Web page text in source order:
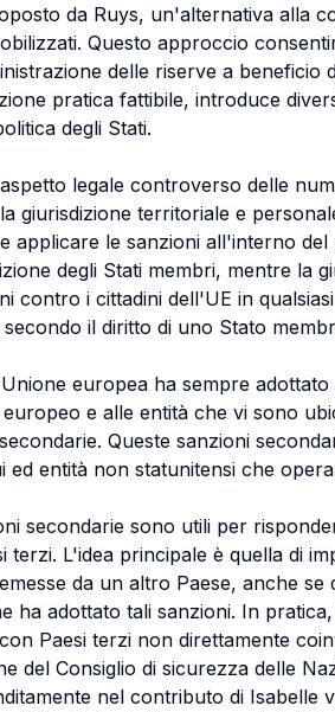
da Ruys, un'alternativa alla
Questo approccio
delle riserve a
pratica fattibile, introduce
degli Stati.
legale controverso delle
giurisdizione territoriale e
applicare le sanzioni all'interno
degli Stati membri, mentre la
contro i cittadini dell'UE in
il diritto di uno Stato
europea ha sempre
e alle entità che vi sono
Queste sanzioni
ed entità non statunitensi che
secondarie sono utili per
terzi. L'idea principale è quella di
da un altro Paese, anche
ha adottato tali sanzioni. In
Paesi terzi non direttamente
del Consiglio di sicurezza delle
nel contributo di Isabelle